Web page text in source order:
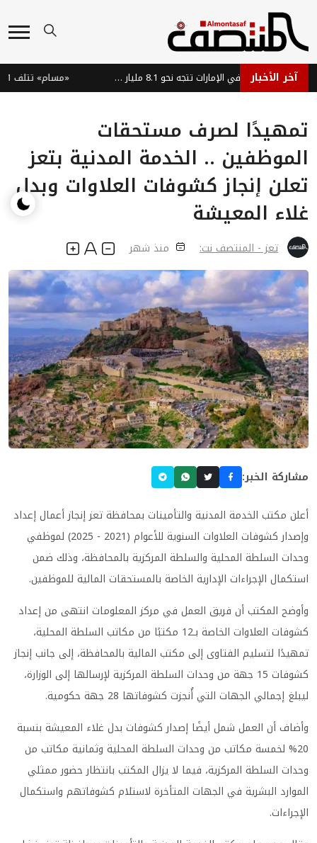
آخر الأخبار سوق السيارات الفاخرة في الإمارات تتجه نحو 8.1 مليار دولار بحلول 2035 «مسام» تتلف 1861 لغماً وذخيرة في ميدي اليمنية
تمهيدًا لصرف مستحقات
الموظفين .. الخدمة المدنية بتعز
تعلن إنجاز كشوفات العلاوات وبدل
غلاء المعيشة
تعز - المنتصف نت: منذ شهر
مشاركة الخبر:
أعلن مكتب الخدمة المدنية والتأمينات بمحافظة تعز إنجاز أعمال إعداد
وإصدار كشوفات العلاوات السنوية للأعوام (2021 - 2025) لموظفي
وحدات السلطة المحلية والسلطة المركزية بالمحافظة، وذلك ضمن
استكمال الإجراءات الإدارية الخاصة بالمستحقات المالية للموظفين.
وأوضح المكتب أن فريق العمل في مركز المعلومات انتهى من إعداد
كشوفات العلاوات الخاصة بـ12 مكتبًا من مكاتب السلطة المحلية،
تمهيدًا لتسليم الفتاوى إلى مكتب المالية بالمحافظة، إلى جانب إنجاز
كشوفات 15 جهة من وحدات السلطة المركزية لإرسالها إلى الوزارة،
ليبلغ إجمالي الجهات التي أُنجزت كشوفاتها 28 جهة حكومية.
وأضاف أن العمل شمل أيضًا إصدار كشوفات بدل غلاء المعيشة بنسبة
20% لخمسة مكاتب من وحدات السلطة المحلية وثمانية مكاتب من
وحدات السلطة المركزية، فيما لا يزال المكتب بانتظار حضور ممثلي
الموارد البشرية في الجهات المتأخرة لاستلام كشوفاتهم واستكمال
الإجراءات.